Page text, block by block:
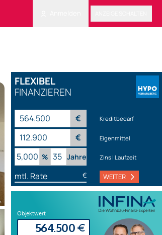
FLEXIBEL
FINANZIEREN
€ Kreditbedarf
€ Eigenmittel
% Jahre Zins | Laufzeit
mtl. Rate € WEITER